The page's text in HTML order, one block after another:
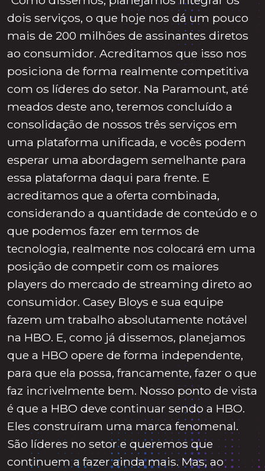
dois serviços, o que hoje nos dá um pouco
mais de 200 milhões de assinantes diretos
ao consumidor. Acreditamos que isso nos
posiciona de forma realmente competitiva
com os líderes do setor. Na Paramount, até
meados deste ano, teremos concluído a
consolidação de nossos três serviços em
uma plataforma unificada, e vocês podem
esperar uma abordagem semelhante para
essa plataforma daqui para frente. E
acreditamos que a oferta combinada,
considerando a quantidade de conteúdo e o
que podemos fazer em termos de
tecnologia, realmente nos colocará em uma
posição de competir com os maiores
players do mercado de streaming direto ao
consumidor. Casey Bloys e sua equipe
fazem um trabalho absolutamente notável
na HBO. E, como já dissemos, planejamos
que a HBO opere de forma independente,
para que ela possa, francamente, fazer o que
faz incrivelmente bem. Nosso ponto de vista
é que a HBO deve continuar sendo a HBO.
Eles construíram uma marca fenomenal.
São líderes no setor e queremos que
continuem a fazer ainda mais. Mas, ao